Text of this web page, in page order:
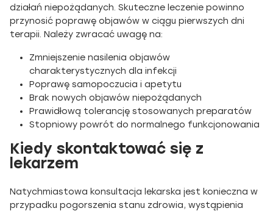
działań niepożądanych. Skuteczne leczenie powinno
przynosić poprawę objawów w ciągu pierwszych dni
terapii. Należy zwracać uwagę na:
Zmniejszenie nasilenia objawów
charakterystycznych dla infekcji
Poprawę samopoczucia i apetytu
Brak nowych objawów niepożądanych
Prawidłową tolerancję stosowanych preparatów
Stopniowy powrót do normalnego funkcjonowania
Kiedy skontaktować się z
lekarzem
Natychmiastowa konsultacja lekarska jest konieczna w
przypadku pogorszenia stanu zdrowia, wystąpienia